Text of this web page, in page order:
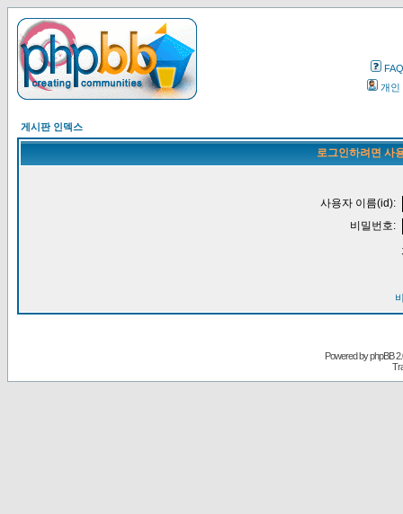
FAQ
개인
게시판 인덱스
로그인하려면 사
사용자 이름(id):
비밀번호:
Powered byphpBB